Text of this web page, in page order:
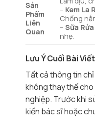
Sản
Phẩm
Liên
Quan
– Kem La
Chống
– Sữa
nhẹ.
Lưu Ý Cuối Bài
Tất cả thông tin
không thay thế
nghiệp. Trước khi
kiến bác sĩ hoặc